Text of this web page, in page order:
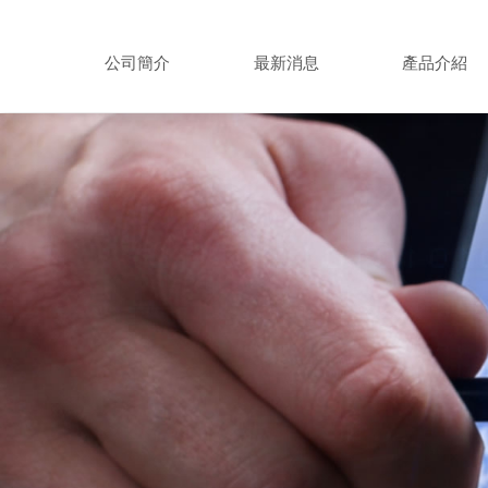
公司簡介 最新消息 產品介紹